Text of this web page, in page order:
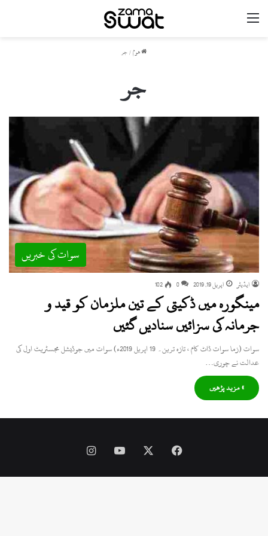
ھوم/جر
جر
سوات کی خبریں
ایڈیٹر اپریل 19, 2019 0
102
مینگورہ میں ڈکیتی کے تین ملزمان کو قید و
جرمانہ کی سزائیں سنادیں گئیں
سوات (زما سوات ڈاٹ کام ، تازہ ترین۔ 19 اپریل 2019ء) سوات میں جوڈیشل مجسٹریٹ اول کی
عدالت نے چوری…
» مزید پڑھیں
Facebook
YouTube